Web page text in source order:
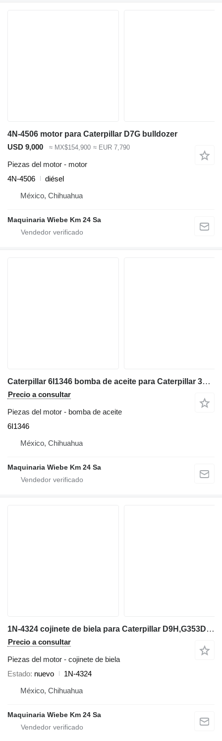
4N-4506 motor para Caterpillar D7G bulldozer
USD 9,000
≈ MX$154,900 ≈ EUR 7,790
Piezas del motor - motor
4N-4506
diésel
México, Chihuahua
Maquinaria Wiebe Km 24 Sa
Caterpillar 6I1346 bomba de aceite para Caterpillar 3306B bulldozer
Precio a consultar
Piezas del motor - bomba de aceite
6I1346
México, Chihuahua
Maquinaria Wiebe Km 24 Sa
1N-4324 cojinete de biela para Caterpillar D9H,G353D,D353E,594H bulldozer
Precio a consultar
Piezas del motor - cojinete de biela
Estado nuevo
1N-4324
México, Chihuahua
Maquinaria Wiebe Km 24 Sa